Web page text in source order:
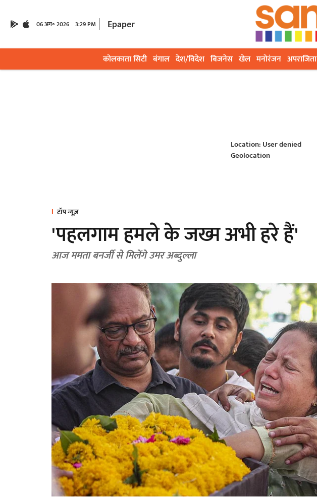
06 अग॰ 2026 3:29 PM Epaper
कोलकाता सिटी बंगाल देश/विदेश बिजनेस खेल मनोरंजन अपराजिता
Location: User denied
Geolocation
टॉप न्यूज़
'पहलगाम हमले के जख्म अभी हरे हैं'
आज ममता बनर्जी से मिलेंगे उमर अब्दुल्ला